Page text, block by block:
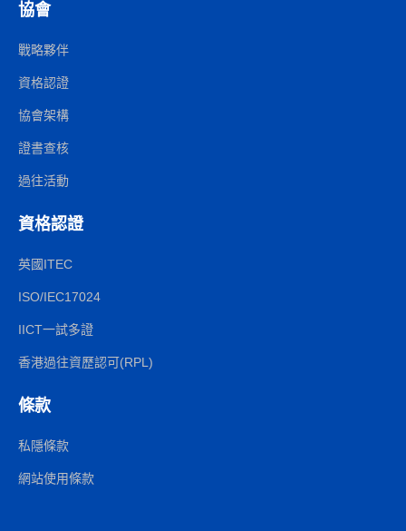
協會
戰略夥伴
資格認證
協會架構
證書查核
過往活動
資格認證
英國ITEC
ISO/IEC17024
IICT一試多證
香港過往資歷認可(RPL)
條款
私隱條款
網站使用條款